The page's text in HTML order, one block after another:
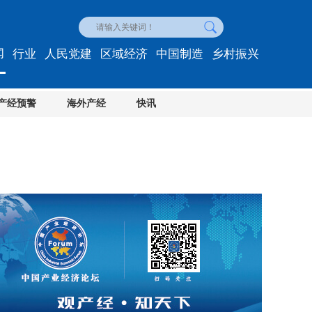
经预警 海外产经 快讯
行业 人民党建 区域经济 中国制造 乡村振兴